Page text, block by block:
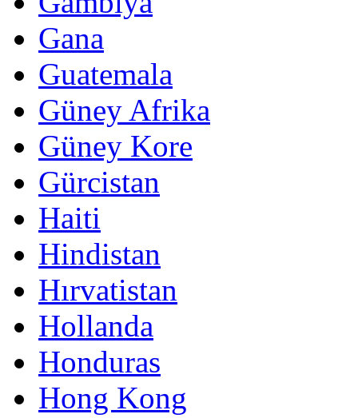
Gana
Guatemala
Güney Afrika
Güney Kore
Gürcistan
Haiti
Hindistan
Hırvatistan
Hollanda
Honduras
Hong Kong